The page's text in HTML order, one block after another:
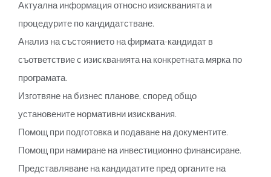
Актуална информация относно изискванията и
процедурите по кандидатстване.
Анализ на състоянието на фирмата-кандидат в
съответствие с изискванията на конкретната мярка по
програмата.
Изготвяне на бизнес планове, според общо
установените нормативни изисквания.
Помощ при подготовка и подаване на документите.
Помощ при намиране на инвестиционно финансиране.
Представляване на кандидатите пред органите на